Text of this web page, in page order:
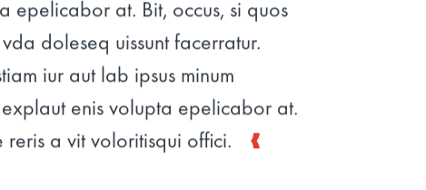
epelicabor at. Bit, occus, si quos
doleseq uissunt facerratur.
iur aut lab ipsus minum
enis volupta epelicabor at.
reris a vit voloritisqui offici.